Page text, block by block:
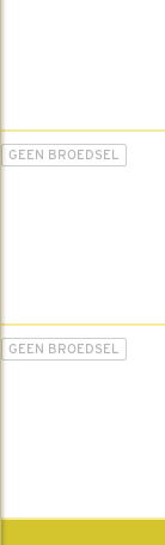
GEEN BROEDSEL
GEEN BROEDSEL